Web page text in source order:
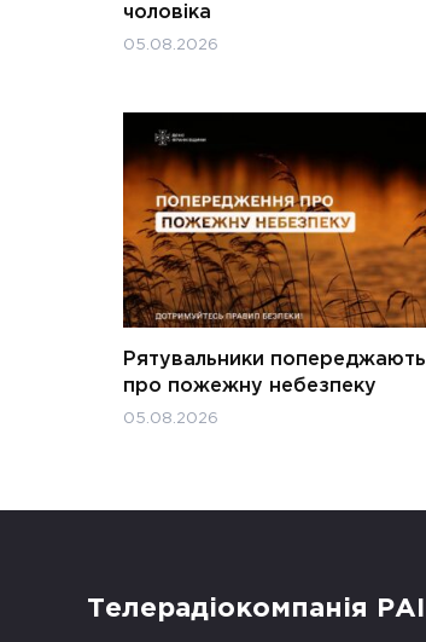
чоловіка
05.08.2026
Рятувальники попереджають
про пожежну небезпеку
05.08.2026
Телерадіокомпанія РАІ